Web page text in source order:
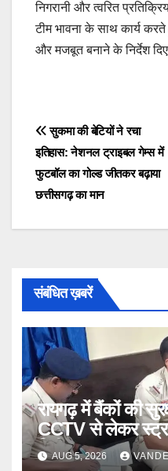
निगरानी और त्वरित
टीम भावना के साथ कार्य
और मजबूत बनाने के निर्देश
Post
navigation
सुकमा की बेटियों ने रचा
इतिहास: नेशनल ट्राइबल गेम्स में
फुटबॉल का गोल्ड जीतकर बढ़ाया
छत्तीसगढ़ का मान
संबंधित ख़बरें
रायगढ़ में बैंकों की
CCTV से लेकर
निरीक्षण
AUG 5, 2026